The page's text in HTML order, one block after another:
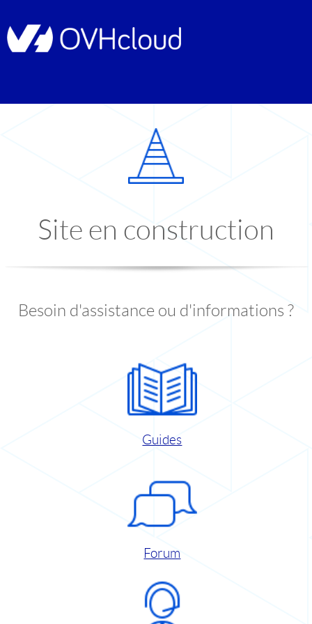
Site en construction
Besoin d'assistance ou d'informations ?
Guides
Forum